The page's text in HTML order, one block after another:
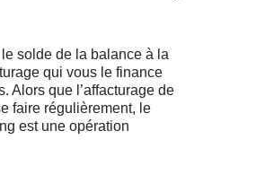
solde de la balance à la
qui vous le finance
Alors que l’affacturage de
faire régulièrement, le
est une opération